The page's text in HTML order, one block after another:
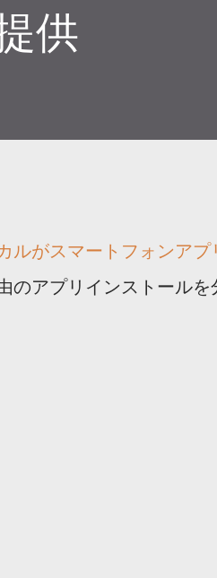
供
ルがスマートフォンア
のアプリインストールを